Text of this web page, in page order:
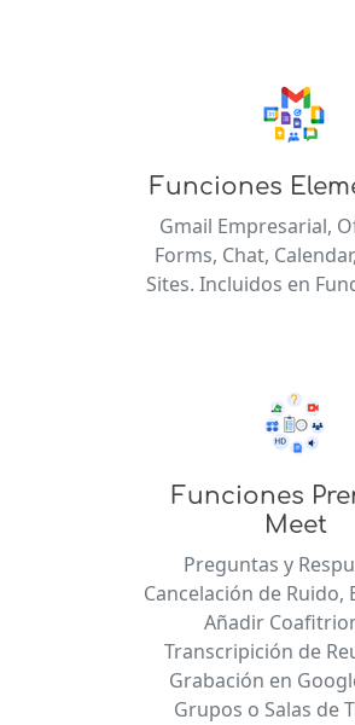
Funciones
Gmail Empresarial,
Forms, Chat,
Sites. Incluidos en
Funciones
Meet
Preguntas y
Cancelación de Ruido,
Añadir
Transcripición de
Grabación en
Grupos o Salas de